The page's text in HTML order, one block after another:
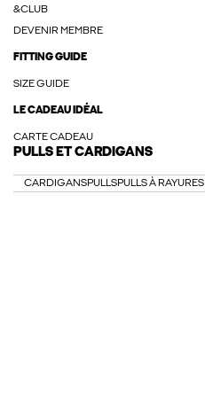
&CLUB
DEVENIR MEMBRE
FITTING GUIDE
SIZE GUIDE
LE CADEAU IDÉAL
CARTE CADEAU
PULLS ET CARDIGANS
CARDIGANSPULLSPULLS À RAYURES